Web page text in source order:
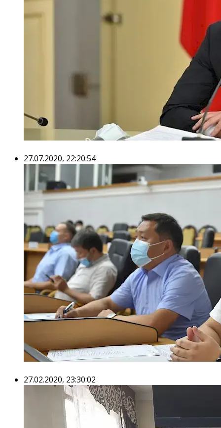
27.07.2020, 22:20:54
27.02.2020, 23:30:02